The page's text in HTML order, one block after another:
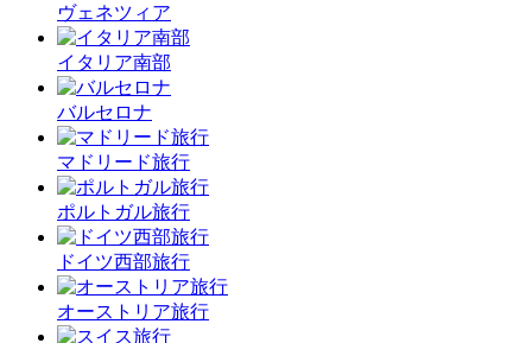
ヴェネツィア
イタリア南部
バルセロナ
マドリード旅行
ポルトガル旅行
ドイツ西部旅行
オーストリア旅行